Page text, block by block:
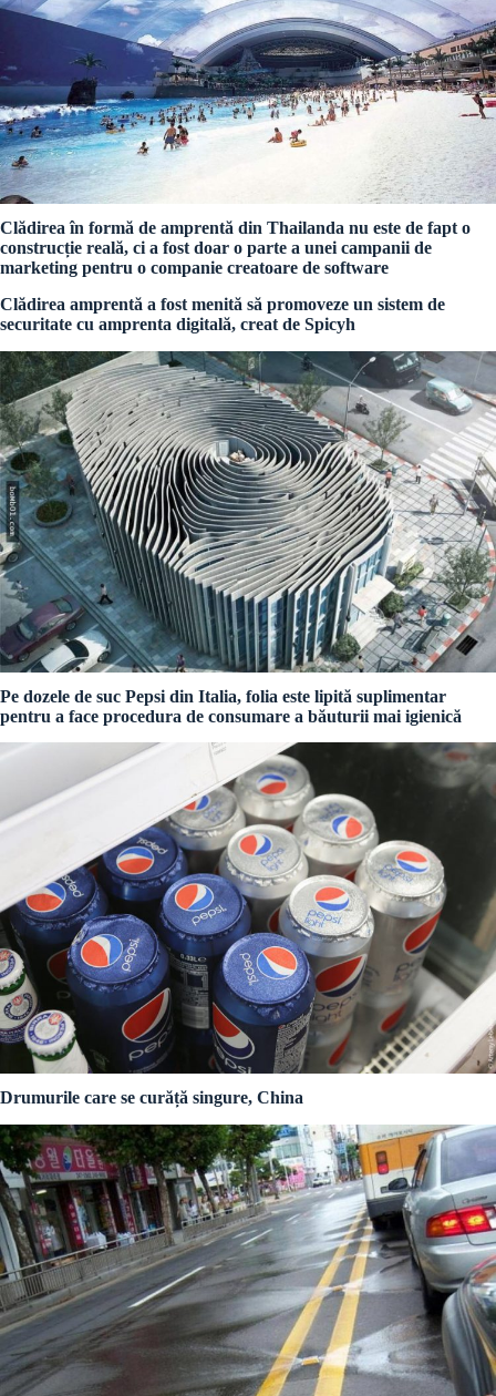
Clădirea în formă de amprentă din Thailanda nu este de fapt o
construcție reală, ci a fost doar o parte a unei campanii de
marketing pentru o companie creatoare de software
Clădirea amprentă a fost menită să promoveze un sistem de
securitate cu amprenta digitală, creat de Spicyh
Pe dozele de suc Pepsi din Italia, folia este lipită suplimentar
pentru a face procedura de consumare a băuturii mai igienică
Drumurile care se curăță singure, China